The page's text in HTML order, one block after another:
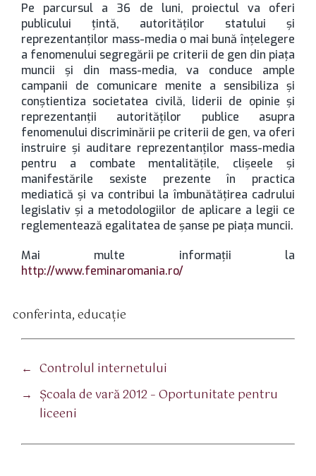
Pe parcursul a 36 de luni, proiectul va oferi
publicului ţintă, autorităţilor statului şi
reprezentanţilor mass-media o mai bună înţelegere
a fenomenului segregării pe criterii de gen din piaţa
muncii şi din mass-media, va conduce ample
campanii de comunicare menite a sensibiliza şi
conştientiza societatea civilă, liderii de opinie şi
reprezentanţii autorităţilor publice asupra
fenomenului discriminării pe criterii de gen, va oferi
instruire şi auditare reprezentanţilor mass-media
pentru a combate mentalităţile, clişeele şi
manifestările sexiste prezente în practica
mediatică şi va contribui la îmbunătăţirea cadrului
legislativ şi a metodologiilor de aplicare a legii ce
reglementează egalitatea de şanse pe piaţa muncii.
Mai multe informaţii la
http://www.feminaromania.ro/
conferinta,educaţie
← Controlul internetului
→ Şcoala de vară 2012 – Oportunitate pentru
liceeni